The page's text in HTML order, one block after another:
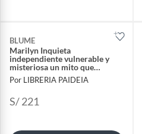
BLUME
Marilyn Inquieta
independiente vulnerable y
misteriosa un mito que
continúa y continuará
Por LIBRERIA PAIDEIA
S/ 221